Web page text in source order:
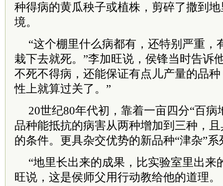
种得病的黄瓜秧子或植株，剪碎了撒到
境。
“这个棚里什么病都有，还特别严重，
栽下去就死。”李加旺说，侯锋当时告诉
不死不得病，还能保证有点儿产量的品
性上就算过关了。”
20世纪80年代初，靠着一亩四分“百病
品种能抵抗的病害从两种增加到三种，
的条件。更具杂交优势的新品种“津杂”
“地里长出来的成果，比实验室里出来
旺说，这是侯师父用行动教给他的道理。